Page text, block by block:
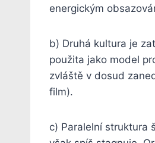
energickým
b) Druhá kultura je
použita jako model
zvláště v dosud
film).
c) Paralelní struktura